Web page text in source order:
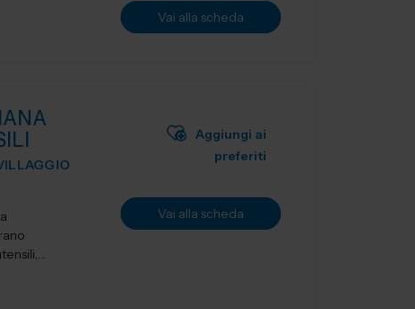
Vai alla scheda
Aggiungi ai
preferiti
Vai alla scheda